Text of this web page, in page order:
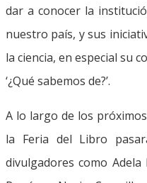
dar a conocer la
nuestro país, y sus
la ciencia, en especial su
‘¿Qué sabemos de?’.
A lo largo de los
la Feria del Libro
divulgadores como Adela